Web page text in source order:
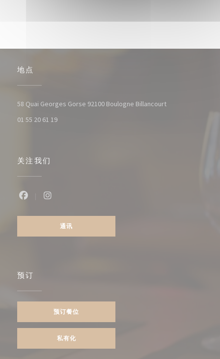
地点
58 Quai Georges Gorse 92100 Boulogne Billancourt((在新窗口中打开
01 55 20 61 19
关注我们
通讯
预订
预订餐位
私有化